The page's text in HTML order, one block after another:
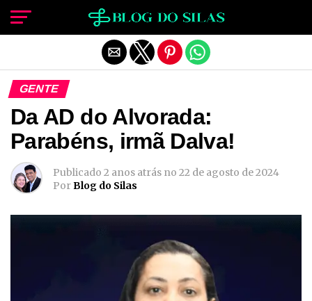
GENTE
Da AD do Alvorada:
Parabéns, irmã Dalva!
Publicado 2 anos atrás no 22 de agosto de 2024
PorBlog do Silas
Sair da versão mobile